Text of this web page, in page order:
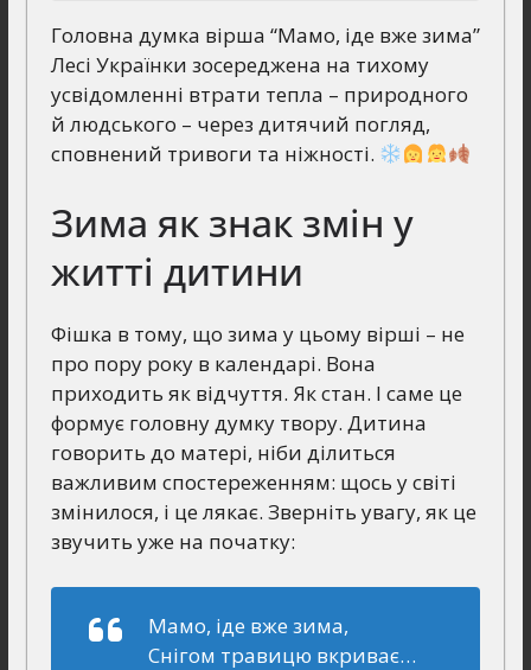
Головна думка вірша “Мамо, іде вже зима”
Лесі Українки зосереджена на тихому
усвідомленні втрати тепла – природного
й людського – через дитячий погляд,
сповнений тривоги та ніжності.
Зима як знак змін у
житті дитини
Фішка в тому, що зима у цьому вірші – не
про пору року в календарі. Вона
приходить як відчуття. Як стан. І саме це
формує головну думку твору. Дитина
говорить до матері, ніби ділиться
важливим спостереженням: щось у світі
змінилося, і це лякає. Зверніть увагу, як це
звучить уже на початку:
Мамо, іде вже зима,
Снігом травицю вкриває…